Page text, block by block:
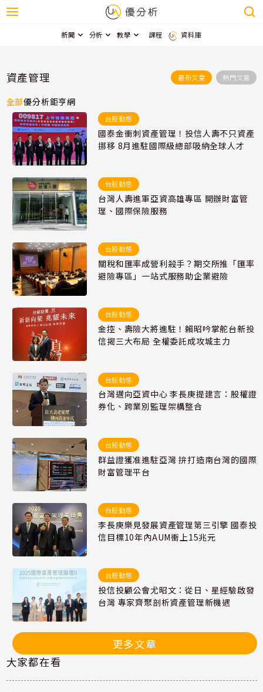
新聞 分析 教學 課程 資料庫
資產管理 最新文章 熱門文章
全部優分析鉅亨網
台股動態
國泰金衝刺資產管理！投信人壽不只資產
挪移 8月進駐國際級總部吸納全球人才
台股動態
台灣人壽進軍亞資高雄專區 開辦財富管
理、國際保險服務
台股動態
關稅和匯率成營利殺手？期交所推「匯率
避險專區」一站式服務助企業避險
台股動態
金控、壽險大將進駐！賴昭吟掌舵台新投
信揭三大布局 全權委託成攻城主力
台股動態
台灣邁向亞資中心 李長庚提建言：股權證
券化、跨業別監理架構整合
台股動態
群益證獲准進駐亞灣 拚打造南台灣的國際
財富管理平台
台股動態
李長庚樂見發展資產管理第三引擎 國泰投
信目標10年內AUM衝上15兆元
台股動態
投信投顧公會尤昭文：從日、星經驗啟發
台灣 專家齊聚剖析資產管理新機遇
更多文章
大家都在看